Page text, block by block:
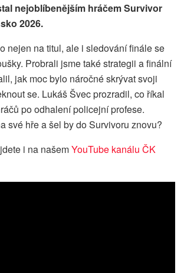
nejoblíbenějším hráčem Survivor
2026.
nejen na titul, ale i sledování finále se
Probrali jsme také strategii a finální
jak moc bylo náročné skrývat svoji
se. Lukáš Švec prozradil, co říkal
po odhalení policejní profese.
své hře a šel by do Survivoru znovu?
i na našemYouTube kanálu ČK